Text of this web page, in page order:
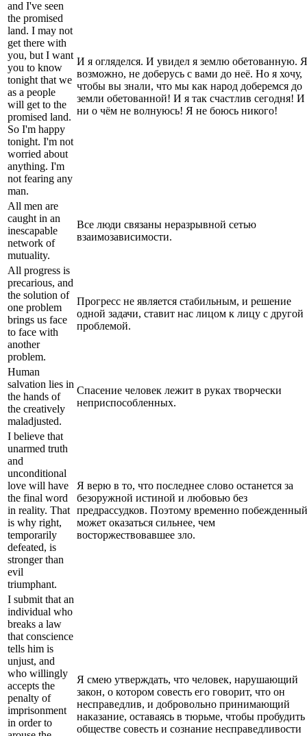
and I've seen
the promised
land. I may not
get there with
you, but I want
you to know
tonight that we
as a people
will get to the
promised land.
So I'm happy
tonight. I'm not
worried about
anything. I'm
not fearing any
man.
И я огляделся. И увидел я землю обетованную.
возможно, не доберусь с вами до неё. Но я хочу,
чтобы вы знали, что мы как народ доберемся до
земли обетованной! И я так счастлив сегодня! И
ни о чём не волнуюсь! Я не боюсь никого!
All men are
caught in an
inescapable
network of
mutuality.
Все люди связаны неразрывной сетью
взаимозависимости.
All progress is
precarious, and
the solution of
one problem
brings us face
to face with
another
problem.
Прогресс не является стабильным, и решение
одной задачи, ставит нас лицом к лицу с другой
проблемой.
Human
salvation lies in
the hands of
the creatively
maladjusted.
Спасение человек лежит в руках творчески
неприспособленных.
I believe that
unarmed truth
and
unconditional
love will have
the final word
in reality. That
is why right,
temporarily
defeated, is
stronger than
evil
triumphant.
Я верю в то, что последнее слово останется за
безоружной истиной и любовью без
предрассудков. Поэтому временно побежденный
может оказаться сильнее, чем
восторжествовавшее зло.
I submit that an
individual who
breaks a law
that conscience
tells him is
unjust, and
who willingly
accepts the
penalty of
imprisonment
in order to
Я смею утверждать, что человек, нарушающий
закон, о котором совесть его говорит, что он
несправедлив, и добровольно принимающий
наказание, оставаясь в тюрьме, чтобы пробудить
обществе совесть и сознание несправедливости